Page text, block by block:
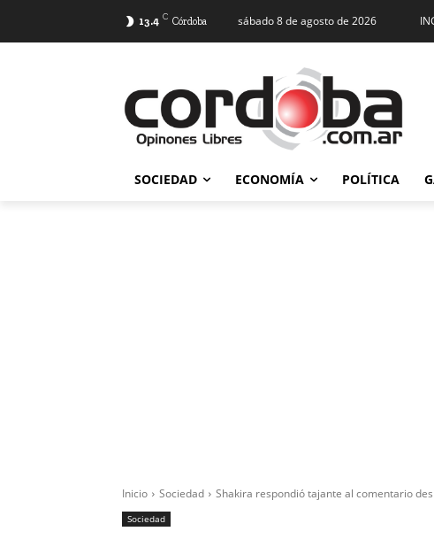
13.4 C Córdoba sábado 8 de agosto de 2026
SOCIEDAD ECONOMÍA POLÍTICA
Inicio Sociedad Shakira respondió tajante al comentario
Sociedad